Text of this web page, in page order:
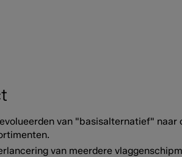
van "basisalternatief"
van meerdere